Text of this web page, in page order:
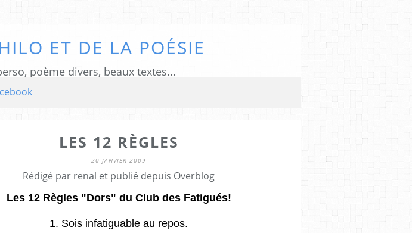
ET DE LA POÉSIE
poème divers, beaux textes...
LES 12 RÈGLES
20 JANVIER 2009
Rédigé par renal et publié depuis Overblog
Les 12 Règles "Dors" du Club des Fatigués!
1. Sois infatiguable au repos.